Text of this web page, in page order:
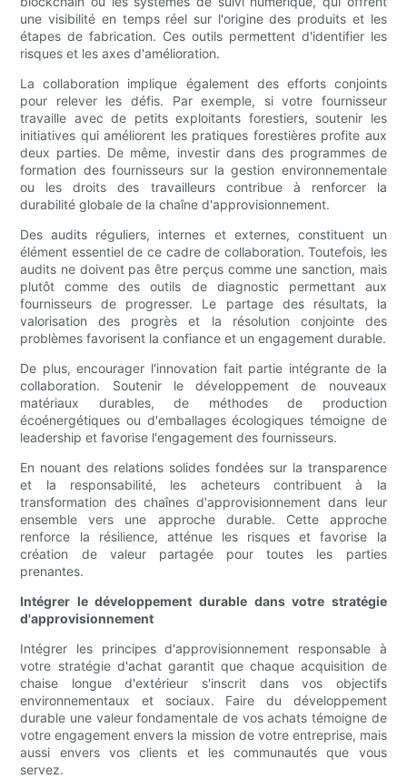
une visibilité en temps réel sur l'origine des produits et les
étapes de fabrication. Ces outils permettent d'identifier les
risques et les axes d'amélioration.
La collaboration implique également des efforts conjoints
pour relever les défis. Par exemple, si votre fournisseur
travaille avec de petits exploitants forestiers, soutenir les
initiatives qui améliorent les pratiques forestières profite aux
deux parties. De même, investir dans des programmes de
formation des fournisseurs sur la gestion environnementale
ou les droits des travailleurs contribue à renforcer la
durabilité globale de la chaîne d'approvisionnement.
Des audits réguliers, internes et externes, constituent un
élément essentiel de ce cadre de collaboration. Toutefois, les
audits ne doivent pas être perçus comme une sanction, mais
plutôt comme des outils de diagnostic permettant aux
fournisseurs de progresser. Le partage des résultats, la
valorisation des progrès et la résolution conjointe des
problèmes favorisent la confiance et un engagement durable.
De plus, encourager l'innovation fait partie intégrante de la
collaboration. Soutenir le développement de nouveaux
matériaux durables, de méthodes de production
écoénergétiques ou d'emballages écologiques témoigne de
leadership et favorise l'engagement des fournisseurs.
En nouant des relations solides fondées sur la transparence
et la responsabilité, les acheteurs contribuent à la
transformation des chaînes d'approvisionnement dans leur
ensemble vers une approche durable. Cette approche
renforce la résilience, atténue les risques et favorise la
création de valeur partagée pour toutes les parties
prenantes.
Intégrer le développement durable dans votre stratégie
d'approvisionnement
Intégrer les principes d'approvisionnement responsable à
votre stratégie d'achat garantit que chaque acquisition de
chaise longue d'extérieur s'inscrit dans vos objectifs
environnementaux et sociaux. Faire du développement
durable une valeur fondamentale de vos achats témoigne de
votre engagement envers la mission de votre entreprise, mais
aussi envers vos clients et les communautés que vous
servez.